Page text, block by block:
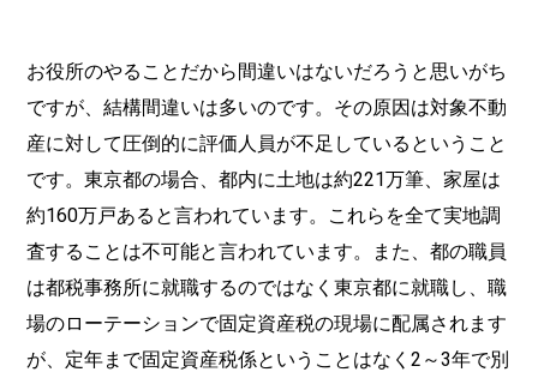
お役所のやることだから間違いはないだろうと思いがち
ですが、結構間違いは多いのです。その原因は対象不動
産に対して圧倒的に評価人員が不足しているということ
です。東京都の場合、都内に土地は約221万筆、家屋は
約160万戸あると言われています。これらを全て実地調
査することは不可能と言われています。また、都の職員
は都税事務所に就職するのではなく東京都に就職し、職
場のローテーションで固定資産税の現場に配属されます
が、定年まで固定資産税係ということはなく2～3年で別